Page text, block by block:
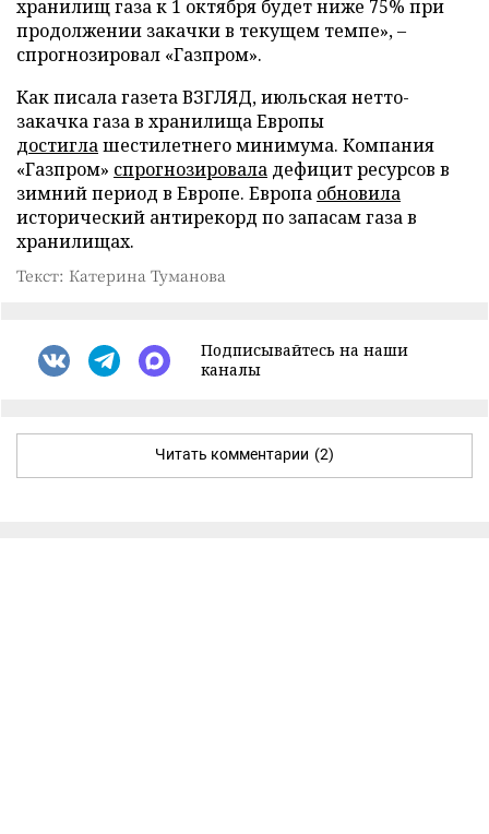
хранилищ газа к 1 октября будет ниже 75% при
продолжении закачки в текущем темпе», –
спрогнозировал «Газпром».
Как писала газета ВЗГЛЯД, июльская нетто-
закачка газа в хранилища Европы
достиглашестилетнего минимума. Компания
«Газпром» спрогнозировала дефицит ресурсов в
зимний период в Европе. Европа обновила
исторический антирекорд по запасам газа в
хранилищах.
Текст: Катерина Туманова
Подписывайтесь на наши
каналы
Читать комментарии (2)